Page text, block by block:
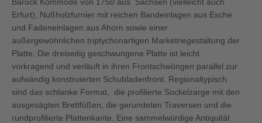
Erfurt), Nußholzfurnier mit reichen Bandeinlagen aus Esche
und Fadeneinlagen aus Ahorn sowie einer
außergewöhnlichen triptychonartigen Marketriegestaltung der
Platte. Die dreiseitig geschwungene Platte ist leicht
vorkragend und verläuft in ihren Frontschwüngen parallel zur
aufwändig konstruierten Schubladenfront. Regionaltypisch
sind das schlanke Format, die profilierte Sockelzarge mit den
ausgesägten Brettfüßen, die gerundeten Traversen und die
rundprofilierte Plattenkante. Eine sammelwürdige Antiquität